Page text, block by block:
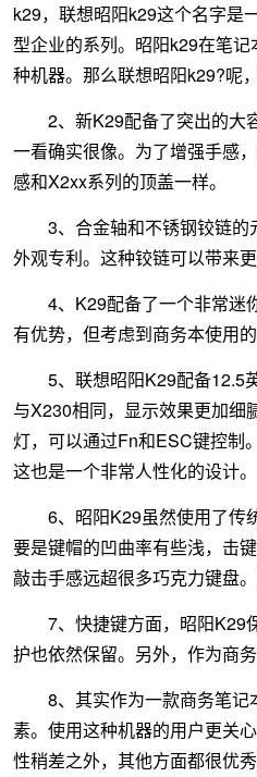
k29，联想昭阳k29这个名字是
型企业的系列。昭阳k29在笔
种机器。那么联想昭阳k29?呢
2、新K29配备了突出的大
一看确实很像。为了增强手感
感和X2xx系列的顶盖一样。
3、合金轴和不锈钢铰链的
外观专利。这种铰链可以带来
4、K29配备了一个非常迷
有优势，但考虑到商务本使用
5、联想昭阳K29配备12.5
与X230相同，显示效果更加细
灯，可以通过Fn和ESC键控制
这也是一个非常人性化的设计。
6、昭阳K29虽然使用了传
要是键帽的凹曲率有些浅，击
敲击手感远超很多巧克力键盘
7、快捷键方面，昭阳K29
护也依然保留。另外，作为商
8、其实作为一款商务笔
素。使用这种机器的用户更关
性稍差之外，其他方面都很优